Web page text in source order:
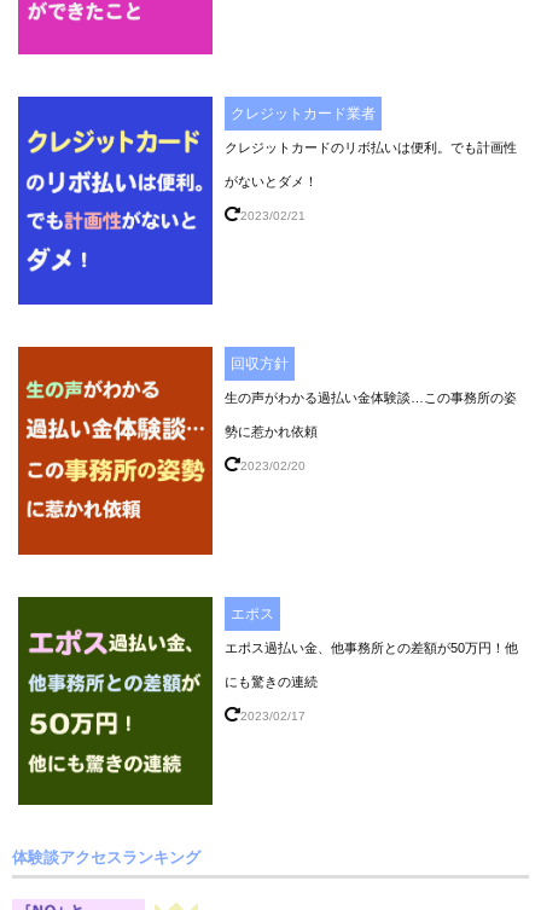
クレジットカード業者
クレジットカードのリボ払いは便利。でも計画性
がないとダメ！
2023/02/21
回収方針
生の声がわかる過払い金体験談…この事務所の姿
勢に惹かれ依頼
2023/02/20
エポス
エポス過払い金、他事務所との差額が50万円！他
にも驚きの連続
2023/02/17
体験談アクセスランキング